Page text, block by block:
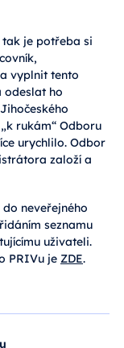
je potřeba si
vyplnit tento
odeslat ho
rukám“ Odboru
urychlilo. Odbor
založí a
neveřejného
seznamu
uživateli.
PRIVu je ZDE.